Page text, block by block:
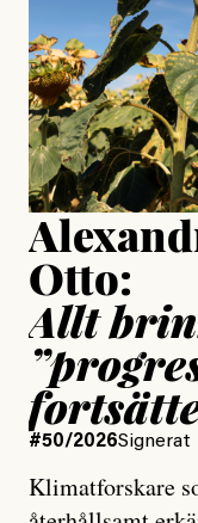
Publicerad24
Jesper Lundby
Publicerad15
Uppdaterad15
Otto:
Allt
#50/2026Signerat
Klimatforskare